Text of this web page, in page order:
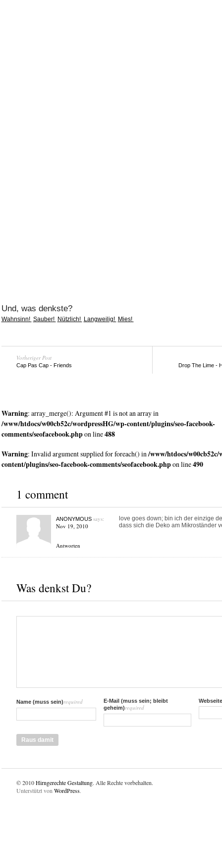
Und, was denkste?
Wahnsinn! Sauber! Nützlich! Langweilig! Mies!
Vorheriger Post
Cap Pas Cap - Friends Drop The Lime -
Warning: array_merge(): Argument #1 is not an array in
/www/htdocs/w00cb52c/wordpressHG/wp-content/plugins/seo-facebook-
comments/seofacebook.phpon line488
Warning: Invalid argument supplied for foreach() in/www/htdocs/
content/plugins/seo-facebook-comments/seofacebook.phpon line490
1 comment
ANONYMOUSsays:
Nov 19, 2010
Antworten
love goes down; bin ich der einzige
dass sich die Deko am Mikroständer
Was denkst Du?
Name (muss sein)required
E-Mail (muss sein; bleibt
geheim)required
Webseite
© 2010Hirngerechte Gestaltung. Alle Rechte vorbehalten.
Unterstützt von WordPress.